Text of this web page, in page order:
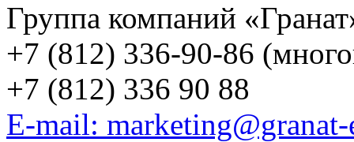
Группа компаний
+7 (812) 336-90-86
+7 (812) 336 90 88
E-mail: